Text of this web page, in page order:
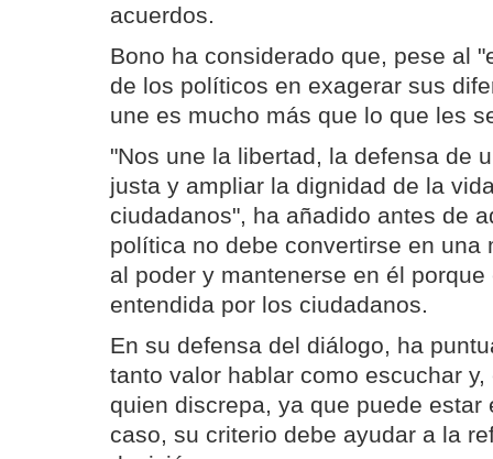
acuerdos.
Bono ha considerado que, pese al
de los políticos en exagerar sus
une es mucho más que lo que les
"Nos une la libertad, la defensa de
justa y ampliar la dignidad de la
ciudadanos", ha añadido antes de
política no debe convertirse en una
al poder y mantenerse en él
entendida por los ciudadanos.
En su defensa del diálogo, ha
tanto valor hablar como escuchar
quien discrepa, ya que puede estar
caso, su criterio debe ayudar a la